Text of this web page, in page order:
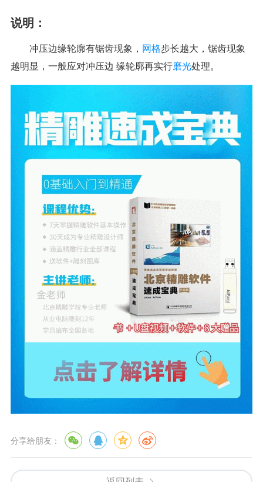
说明：
冲压边缘轮廓有锯齿现象， 网格步长越大，锯齿现象
越明显，一般应对冲压边 缘轮廓再实行磨光处理。
分享给朋友：